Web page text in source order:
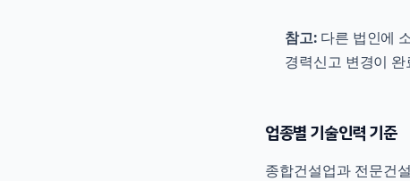
참고:다른 법인에
경력신고 변경이
업종별 기술인력 기준
종합건설업과 전문건